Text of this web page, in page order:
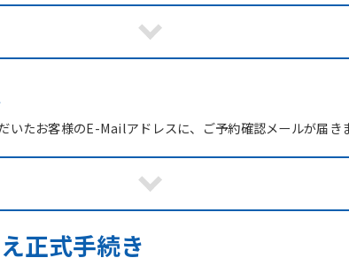
いたお客様のE-Mailアドレスに、ご予約確認メールが届き
正式手続き